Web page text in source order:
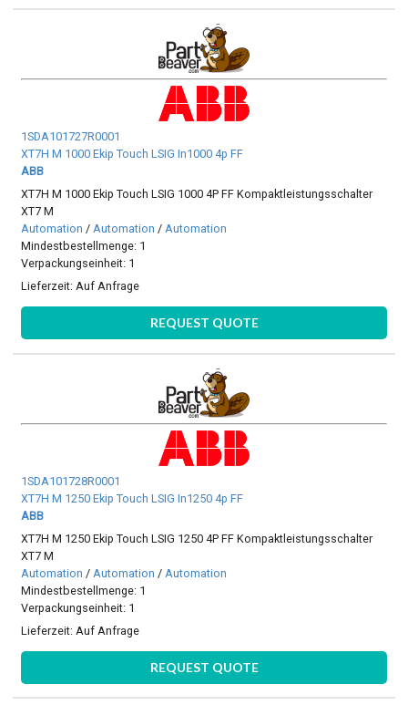
1SDA101727R0001
XT7H M 1000 Ekip Touch LSIG In1000 4p FF
ABB
XT7H M 1000 Ekip Touch LSIG 1000 4P FF Kompaktleistungsschalter
XT7 M
Automation / Automation / Automation
Mindestbestellmenge: 1
Verpackungseinheit: 1
Lieferzeit:Auf Anfrage
REQUEST QUOTE
1SDA101728R0001
XT7H M 1250 Ekip Touch LSIG In1250 4p FF
ABB
XT7H M 1250 Ekip Touch LSIG 1250 4P FF Kompaktleistungsschalter
XT7 M
Automation / Automation / Automation
Mindestbestellmenge: 1
Verpackungseinheit: 1
Lieferzeit:Auf Anfrage
REQUEST QUOTE